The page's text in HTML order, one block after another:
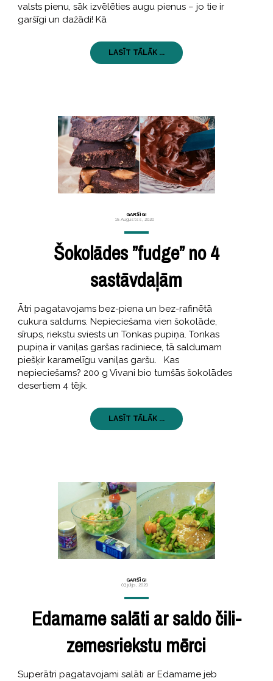
valsts pienu, sāk izvēlēties augu pienus – jo tie ir
garšīgi un dažādi! Kā
LASĪT TĀLĀK ...
GARŠĪGI
18 Augustss, 2020
Šokolādes ”fudge” no 4
sastāvdaļām
Ātri pagatavojams bez-piena un bez-rafinētā
cukura saldums. Nepieciešama vien šokolāde,
sīrups, riekstu sviests un Tonkas pupiņa. Tonkas
pupiņa ir vaniļas garšas radiniece, tā saldumam
piešķir karamelīgu vaniļas garšu. Kas
nepieciešams? 200 g Vivani bio tumšās šokolādes
desertiem 4 tējk.
LASĪT TĀLĀK ...
GARŠĪGI
03 jūlijs, 2020
Edamame salāti ar saldo čili-
zemesriekstu mērci
Superātri pagatavojami salāti ar Edamame jeb